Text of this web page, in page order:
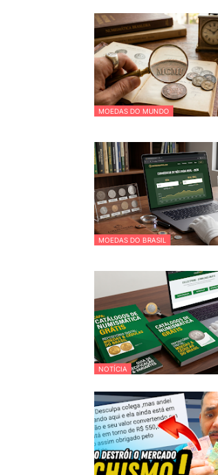
MOEDAS DO MUNDO
MOEDAS DO BRASIL
NOTÍCIA